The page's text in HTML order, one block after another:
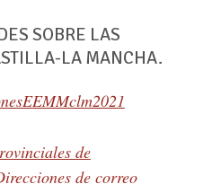
SOBRE LAS
LA MANCHA.
de
de correo